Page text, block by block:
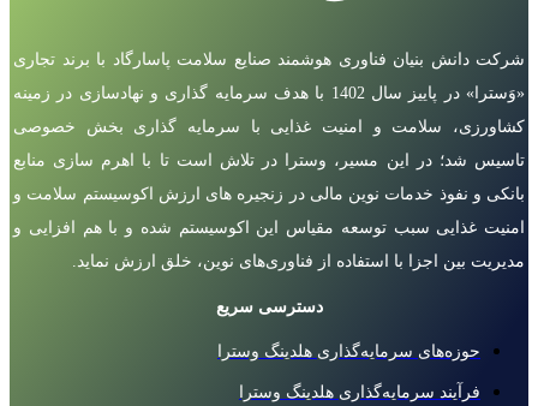
شرکت دانش بنیان فناوری هوشمند صنایع سلامت پاسارگاد با برند تجاری
«وَسترا» در پاییز سال 1402 با هدف سرمایه گذاری و نهادسازی در زمینه
کشاورزی، سلامت و امنیت غذایی با سرمایه گذاری بخش خصوصی
تاسیس شد؛ در این مسیر، وسترا در تلاش است تا با اهرم سازی منابع
بانکی و نفوذ خدمات نوین مالی در زنجیره های ارزش اکوسیستم سلامت و
امنیت غذایی سبب توسعه مقیاس این اکوسیستم شده و با هم افزایی و
مدیریت بین اجزا با استفاده از فناوری‌های نوین، خلق ارزش نماید.
دسترسی سریع
حوزه‌های سرمایه‌گذاری هلدینگ وسترا
فرآیند سرمایه‌گذاری هلدینگ وسترا